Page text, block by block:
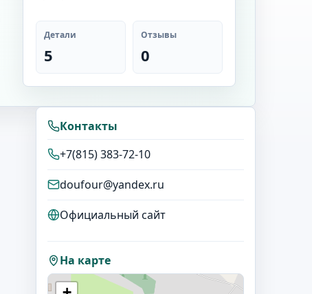
Детали
5
Отзывы
0
Контакты
+7(815) 383-72-10
doufour@yandex.ru
Официальный сайт
На карте